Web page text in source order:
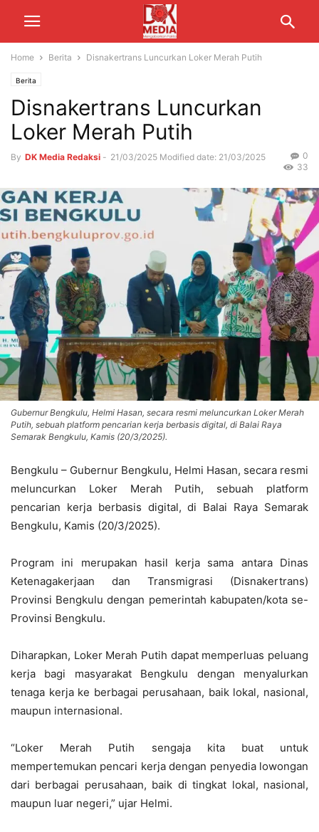
Home Berita Disnakertrans Luncurkan Loker Merah Putih
Berita
Disnakertrans Luncurkan
Loker Merah Putih
By DK Media Redaksi - 21/03/2025 Modified date: 21/03/2025
0
33
Gubernur Bengkulu, Helmi Hasan, secara resmi meluncurkan Loker Merah
Putih, sebuah platform pencarian kerja berbasis digital, di Balai Raya
Semarak Bengkulu, Kamis (20/3/2025).
Bengkulu – Gubernur Bengkulu, Helmi Hasan, secara resmi
meluncurkan Loker Merah Putih, sebuah platform
pencarian kerja berbasis digital, di Balai Raya Semarak
Bengkulu, Kamis (20/3/2025).
Program ini merupakan hasil kerja sama antara Dinas
Ketenagakerjaan dan Transmigrasi (Disnakertrans)
Provinsi Bengkulu dengan pemerintah kabupaten/kota se-
Provinsi Bengkulu.
Diharapkan, Loker Merah Putih dapat memperluas peluang
kerja bagi masyarakat Bengkulu dengan menyalurkan
tenaga kerja ke berbagai perusahaan, baik lokal, nasional,
maupun internasional.
“Loker Merah Putih sengaja kita buat untuk
mempertemukan pencari kerja dengan penyedia lowongan
dari berbagai perusahaan, baik di tingkat lokal, nasional,
maupun luar negeri,” ujar Helmi.